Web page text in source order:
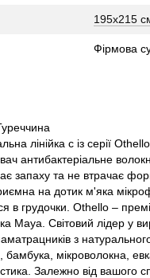
195x215
Фірмова
лінійка c із серії
антибактеріальне
запаху та не втрачає
на дотик м'яка
в грудочки. Othello –
Maya. Світовий лідер у
з
бамбука, мікроволокна,
Залежно від вашого